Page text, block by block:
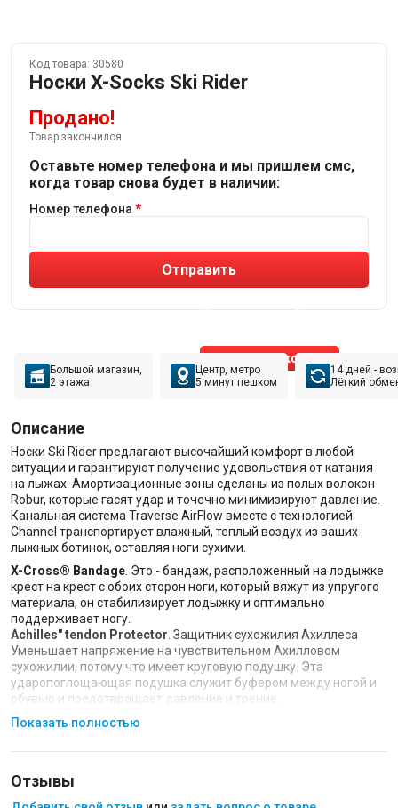
Код товара: 30580
Носки X-Socks Ski Rider
Продано!
Товар закончился
Оставьте номер телефона и мы пришлем смс,
когда товар снова будет в наличии:
Номер телефона
Отправить
Позвонить эксперту
Большой магазин,
2 этажа
Центр, метро
5 минут пешком
14 дней -
Лёгкий
Описание
Носки Ski Rider предлагают высочайший комфорт в любой
ситуации и гарантируют получение удовольствия от катания
на лыжах. Амортизационные зоны сделаны из полых волокон
Robur, которые гасят удар и точечно минимизируют давление.
Канальная система Traverse AirFlow вместе с технологией
Channel транспортирует влажный, теплый воздух из ваших
лыжных ботинок, оставляя ноги сухими.
X-Cross® Bandage . Это - бандаж, расположенный на лодыжке
крест на крест с обоих сторон ноги, который вяжут из упругого
материала, он стабилизирует лодыжку и оптимально
поддерживает ногу.
Achilles" tendon Protector . Защитник сухожилия Ахиллеса
Уменьшает напряжение на чувствительном Ахилловом
сухожилии, потому что имеет круговую подушку. Эта
ударопоглощающая подушка служит буфером между ногой и
обувью и предотвращает давление и трение.
Heel Protector
образом эффективно уменьшает риск образования вздутий.
которые проводят влажность и высокую температуру к
Показать полностью
Отзывы